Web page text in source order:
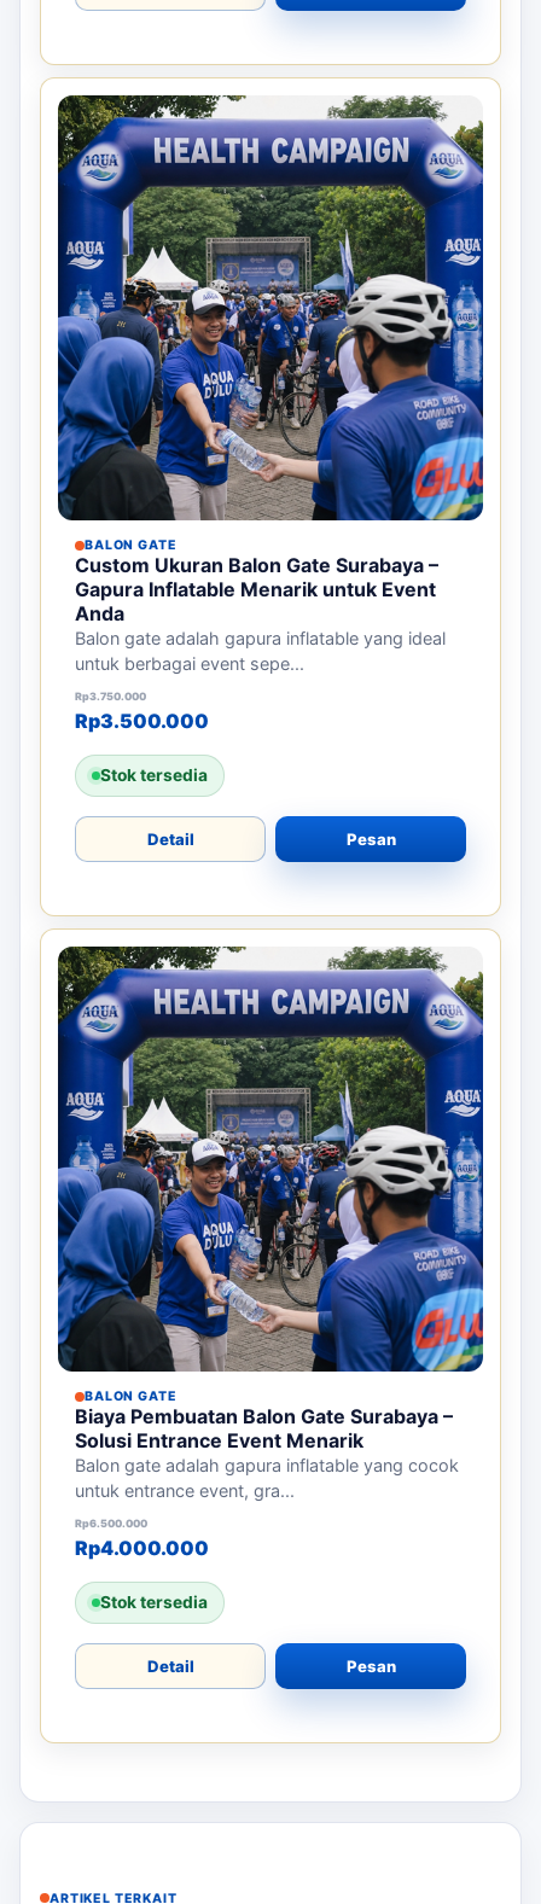
BALON GATE
Custom Ukuran Balon Gate Surabaya –
Gapura Inflatable Menarik untuk Event
Anda
Balon gate adalah gapura inflatable yang ideal
untuk berbagai event sepe...
Rp3.750.000
Harga aslinya adalah: Rp3.750.000.
Rp3.500.000
Harga saat ini adalah: Rp3.500.000.
Stok tersedia
Detail Pesan
BALON GATE
Biaya Pembuatan Balon Gate Surabaya –
Solusi Entrance Event Menarik
Balon gate adalah gapura inflatable yang cocok
untuk entrance event, gra...
Rp6.500.000
Harga aslinya adalah: Rp6.500.000.
Rp4.000.000
Harga saat ini adalah: Rp4.000.000.
Stok tersedia
Detail Pesan
ARTIKEL TERKAIT